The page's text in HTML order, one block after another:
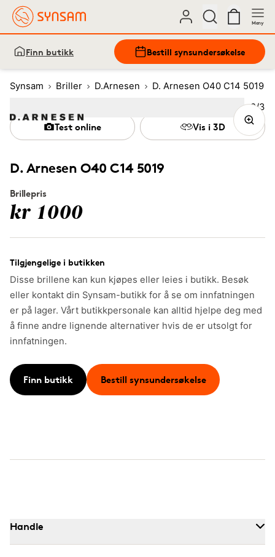
Meny
Finn butikk Bestill synsundersøkelse
Synsam Briller D.Arnesen D. Arnesen O40 C14 5019
D. Arnesen O40 C14 5019
Brillepris
kr 1000
Tilgjengelige i butikken
Disse brillene kan kun kjøpes eller leies i butikk. Besøk
eller kontakt din Synsam-butikk for å se om innfatningen
er på lager. Vårt butikkpersonale kan alltid hjelpe deg med
å finne andre lignende alternativer hvis de er utsolgt for
innfatningen.
Finn butikk Bestill synsundersøkelse
Test online Vis i 3D
Bilde
2/3
Image 1 3
Handle